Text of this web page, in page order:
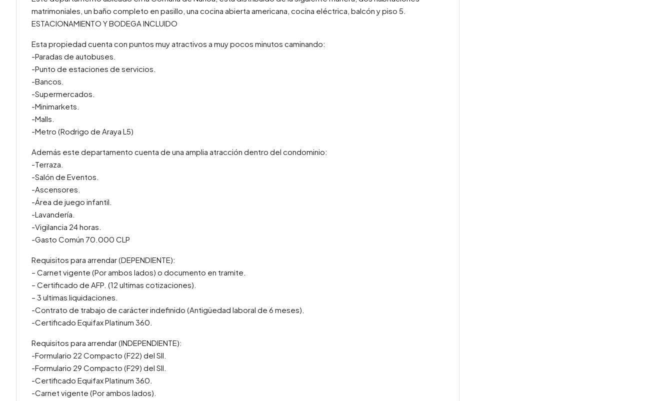
matrimoniales, un baño completo en pasillo, una cocina abierta americana, cocina eléctrica, balcón y piso 5.
ESTACIONAMIENTO Y BODEGA INCLUIDO
Esta propiedad cuenta con puntos muy atractivos a muy pocos minutos caminando:
-Paradas de autobuses.
-Punto de estaciones de servicios.
-Bancos.
-Supermercados.
-Minimarkets.
-Malls.
-Metro (Rodrigo de Araya L5)
Además este departamento cuenta de una amplia atracción dentro del condominio:
-Terraza.
-Salón de Eventos.
-Ascensores.
-Área de juego infantil.
-Lavandería.
-Vigilancia 24 horas.
-Gasto Común 70.000 CLP
Requisitos para arrendar (DEPENDIENTE):
– Carnet vigente (Por ambos lados) o documento en tramite.
– Certificado de AFP. (12 ultimas cotizaciones).
– 3 ultimas liquidaciones.
-Contrato de trabajo de carácter indefinido (Antigüedad laboral de 6 meses).
-Certificado Equifax Platinum 360.
Requisitos para arrendar (INDEPENDIENTE):
-Formulario 22 Compacto (F22) del SII.
-Formulario 29 Compacto (F29) del SII.
-Certificado Equifax Platinum 360.
-Carnet vigente (Por ambos lados).